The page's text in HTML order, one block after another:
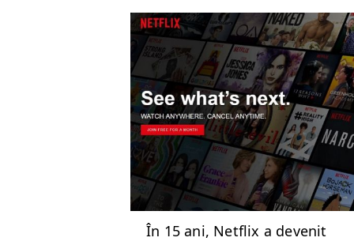
În 15 ani, Net­flix a devenit